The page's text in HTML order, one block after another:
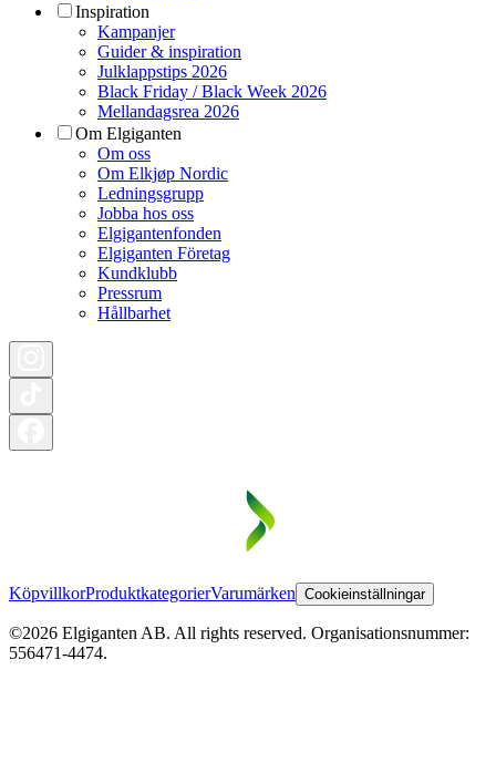
Inspiration
Kampanjer
Guider & inspiration
Julklappstips 2026
Black Friday / Black Week 2026
Mellandagsrea 2026
Om Elgiganten
Om oss
Om Elkjøp Nordic
Ledningsgrupp
Jobba hos oss
Elgigantenfonden
Elgiganten Företag
Kundklubb
Pressrum
Hållbarhet
KöpvillkorProduktkategorierVarumärken Cookieinställningar
©2026 Elgiganten AB. All rights reserved. Organisationsnummer:
556471-4474.